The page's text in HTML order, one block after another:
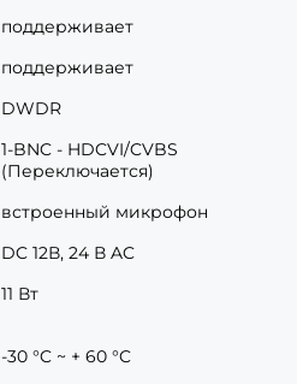
поддерживает
поддерживает
DWDR
1-BNC - HDCVI/CVBS
(Переключается)
встроенный микрофон
DC 12В, 24 В AC
11 Вт
-30 °C ~ + 60 °C